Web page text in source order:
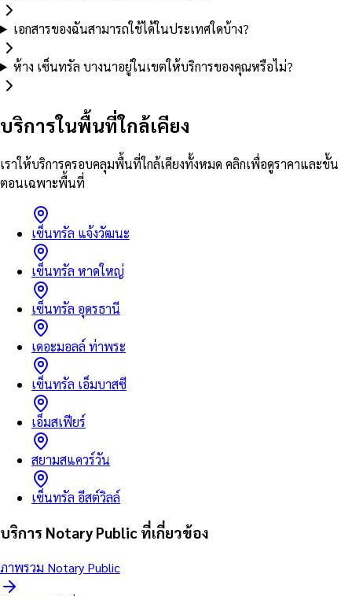
เอกสารของฉันสามารถใช้ได้ในประเทศใดบ้าง?
ห้าง เซ็นทรัล บางนาอยู่ในเขตให้บริการของคุณหรือไม่?
บริการในพื้นที่ใกล้เคียง
เราให้บริการครอบคลุมพื้นที่ใกล้เคียงทั้งหมด คลิกเพื่อดูราคาและขั้น
ตอนเฉพาะพื้นที่
เซ็นทรัล แจ้งวัฒนะ
เซ็นทรัล หาดใหญ่
เซ็นทรัล อุดรธานี
เดอะมอลล์ ท่าพระ
เซ็นทรัล เอ็มบาสซี
เอ็มสเฟียร์
สยามสแควร์วัน
เซ็นทรัล อีสต์วิลล์
บริการ Notary Public ที่เกี่ยวข้อง
ภาพรวม Notary Public